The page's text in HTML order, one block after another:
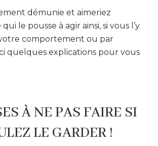
démunie et aimeriez
le pousse à agir ainsi, si vous l’y
comportement ou par
quelques explications pour vous
À NE PAS FAIRE SI
LE GARDER !